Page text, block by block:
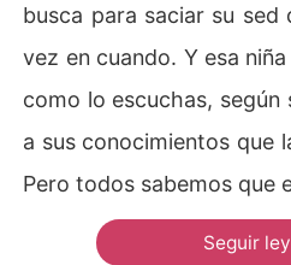
busca para saciar su
vez en cuando. Y esa
como lo escuchas, según
a sus conocimientos que
Pero todos sabemos que
Seguir